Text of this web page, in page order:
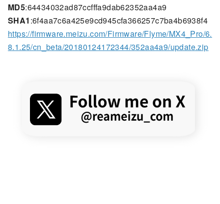
MD5:64434032ad87ccfffa9dab62352aa4a9
SHA1 :6f4aa7c6a425e9cd945cfa366257c7ba4b6938f4
https://firmware.meizu.com/Firmware/Flyme/MX4_Pro/6.
8.1.25/cn_beta/20180124172344/352aa4a9/update.zip